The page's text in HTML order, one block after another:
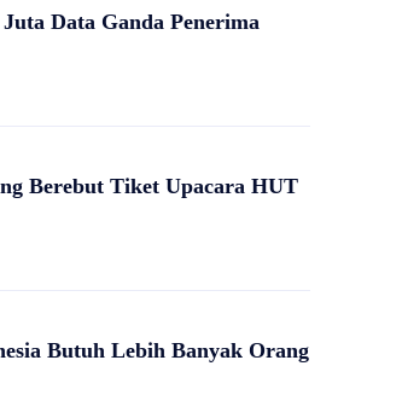
Data Ganda Penerima
Berebut Tiket Upacara HUT
Butuh Lebih Banyak Orang